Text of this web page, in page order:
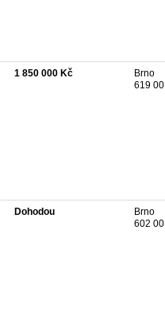
1 850 000 Kč
Brno
619 00
Dohodou
Brno
602 00